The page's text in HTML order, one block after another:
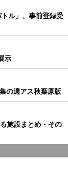
ル」、事前登録受
示
の週アス秋葉原版
施設まとめ・その